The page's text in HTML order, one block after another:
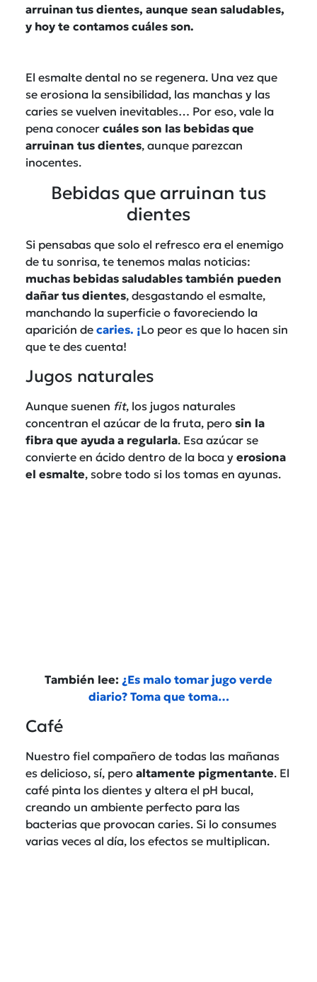
arruinan tus dientes, aunque sean saludables,
y hoy te contamos cuáles son.
El esmalte dental no se regenera. Una vez que
se erosiona la sensibilidad, las manchas y las
caries se vuelven inevitables… Por eso, vale la
pena conocer cuáles son las bebidas que
arruinan tus dientes, aunque parezcan
inocentes.
Bebidas que arruinan tus
dientes
Si pensabas que solo el refresco era el enemigo
de tu sonrisa, te tenemos malas noticias:
muchas bebidas saludables también pueden
dañar tus dientes, desgastando el esmalte,
manchando la superficie o favoreciendo la
aparición de caries. ¡Lo peor es que lo hacen sin
que te des cuenta!
Jugos naturales
Aunque suenen fit, los jugos naturales
concentran el azúcar de la fruta, pero sin la
fibra que ayuda a regularla. Esa azúcar se
convierte en ácido dentro de la boca y erosiona
el esmalte, sobre todo si los tomas en ayunas.
También lee: ¿Es malo tomar jugo verde
diario? Toma que toma…
Café
Nuestro fiel compañero de todas las mañanas
es delicioso, sí, pero altamente pigmentante. El
café pinta los dientes y altera el pH bucal,
creando un ambiente perfecto para las
bacterias que provocan caries. Si lo consumes
varias veces al día, los efectos se multiplican.